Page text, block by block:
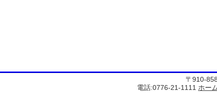
〒910-
電話:0776-21-1111 ホー